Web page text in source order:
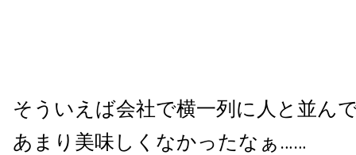
そういえば会社で横一列に人と並ん
あまり美味しくなかったなぁ……